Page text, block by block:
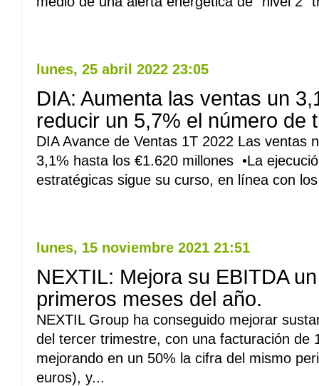
lunes, 25 abril 2022 23:05
DIA: Aumenta las ventas un
reducir un 5,7% el número de
DIA Avance de Ventas 1T 2022 Las ventas
3,1% hasta los €1.620 millones •La
estratégicas sigue su curso, en línea con
lunes, 15 noviembre 2021 21:51
NEXTIL: Mejora su EBITDA
primeros meses del año.
NEXTIL Group ha conseguido mejorar
del tercer trimestre, con una facturación de
mejorando en un 50% la cifra del mismo
euros), y...